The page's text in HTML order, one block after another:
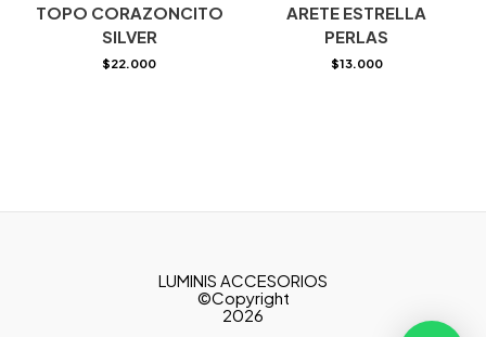
TOPO CORAZONCITO
SILVER
$22.000
ARETE ESTRELLA
PERLAS
$13.000
LUMINIS ACCESORIOS
©Copyright
2026